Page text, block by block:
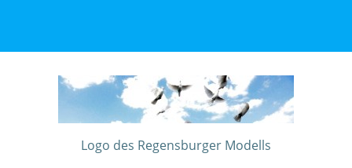
Logo des Regensburger Modells